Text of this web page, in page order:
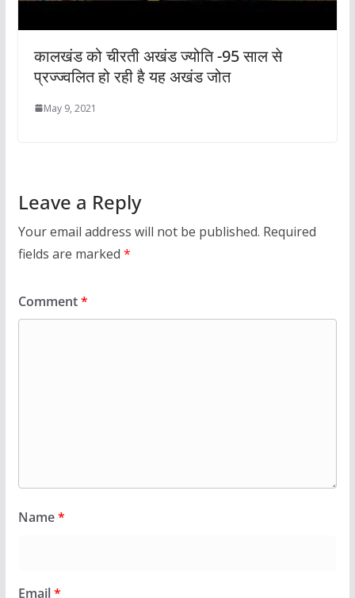
कालखंड को चीरती अखंड ज्योति -95 साल से
प्रज्ज्वलित हो रही है यह अखंड जोत
May 9, 2021
Leave a Reply
Your email address will not be published. Required
fields are marked *
Comment*
Name*
Email*